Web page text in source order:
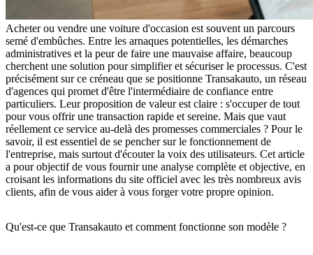
Acheter ou vendre une voiture d'occasion est souvent un parcours
semé d'embûches. Entre les arnaques potentielles, les démarches
administratives et la peur de faire une mauvaise affaire, beaucoup
cherchent une solution pour simplifier et sécuriser le processus. C'est
précisément sur ce créneau que se positionne Transakauto, un réseau
d'agences qui promet d'être l'intermédiaire de confiance entre
particuliers. Leur proposition de valeur est claire : s'occuper de tout
pour vous offrir une transaction rapide et sereine. Mais que vaut
réellement ce service au-delà des promesses commerciales ? Pour le
savoir, il est essentiel de se pencher sur le fonctionnement de
l'entreprise, mais surtout d'écouter la voix des utilisateurs. Cet article
a pour objectif de vous fournir une analyse complète et objective, en
croisant les informations du site officiel avec les très nombreux avis
clients, afin de vous aider à vous forger votre propre opinion.
Qu'est-ce que Transakauto et comment fonctionne son modèle ?